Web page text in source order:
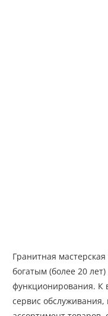
Гранитная
богатым (более 20
функционирования. К
сервис